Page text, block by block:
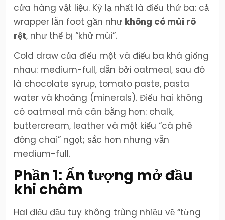
cửa hàng vật liệu. Kỳ lạ nhất là điếu thứ ba: cả
wrapper lẫn foot gần như không có mùi rõ
rệt, như thể bị “khử mùi”.
Cold draw của điếu một và điếu ba khá giống
nhau: medium-full, dẫn bởi oatmeal, sau đó
là chocolate syrup, tomato paste, pasta
water và khoáng (minerals). Điếu hai không
có oatmeal mà cân bằng hơn: chalk,
buttercream, leather và một kiểu “cà phê
đóng chai” ngọt; sắc hơn nhưng vẫn
medium-full.
Phần 1: Ấn tượng mở đầu
khi châm
Hai điếu đầu tuy không trùng nhiều về “từng